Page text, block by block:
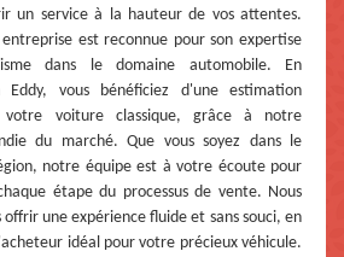
un service à la hauteur de vos attentes.
est reconnue pour son expertise
dans le domaine automobile. En
Eddy, vous bénéficiez d'une estimation
voiture classique, grâce à notre
du marché. Que vous soyez dans le
notre équipe est à votre écoute pour
étape du processus de vente. Nous
offrir une expérience fluide et sans souci, en
idéal pour votre précieux véhicule.